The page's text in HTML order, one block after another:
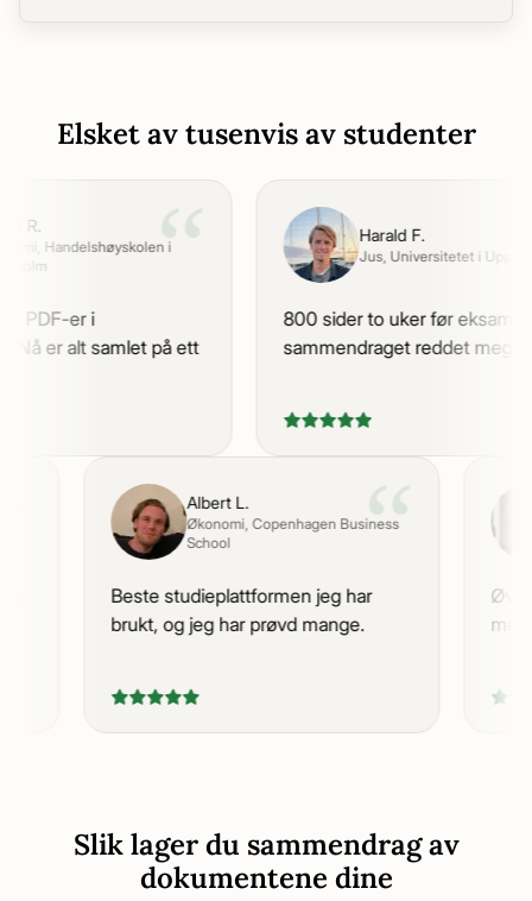
Elsket av tusenvis av studenter
“
R.
, Handelshøyskolen i
PDF-er i
Nå er alt samlet på ett
Harald F.
Jus, Universitetet i Uppsala
800 sider to uker før eksamen
sammendraget reddet meg.
“
Albert L.
Økonomi, Copenhagen Business
School
Beste studieplattformen jeg har
brukt, og jeg har prøvd mange.
Slik lager du sammendrag av
dokumentene dine